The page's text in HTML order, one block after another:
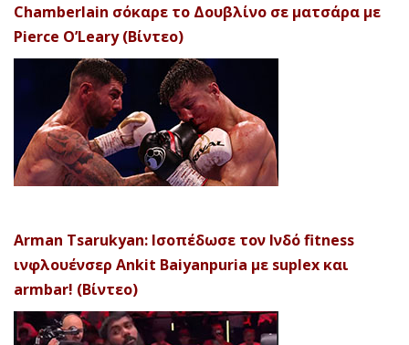
Chamberlain σόκαρε το Δουβλίνο σε ματσάρα με
Pierce O’Leary (Βίντεο)
Arman Tsarukyan: Ισοπέδωσε τον Ινδό fitness
ινφλουένσερ Ankit Baiyanpuria με suplex και
armbar! (Βίντεο)